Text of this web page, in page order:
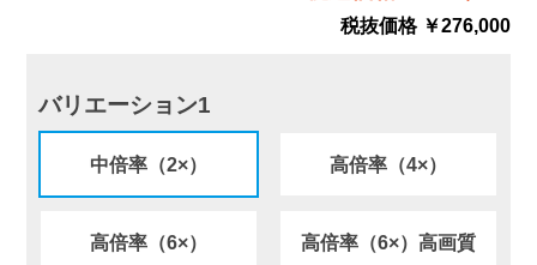
税抜価格 ￥276,000
バリエーション1
中倍率（2×） 高倍率（4×）
高倍率（6×） 高倍率（6×）高画質